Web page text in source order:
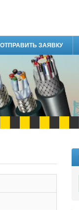
ОТПРАВИТЬ ЗАЯВКУ